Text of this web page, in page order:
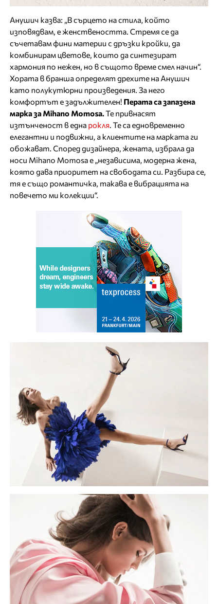
Анушич казва: „В сърцето на стила, който
изповядвам, е женствеността. Стремя се да
съчетавам фини материи с дръзки кройки, да
комбинирам цветове, които да синтезират
хармония по нежен, но в същото време смел начин“.
Хората в бранша определят дрехите на Анушич
като полукутюрни произведения. За него
комфортът е задължителен! Перата са запазена
марка за Mihano Momosa.Те привнасят
изтънченост в една рокля. Те са едновременно
елегантни и подвижни, а клиентите на марката ги
обожават. Според дизайнера, жената, избрала да
носи Mihano Momosa е „независима, модерна жена,
която дава приоритет на свободата си. Разбира се,
тя е също романтичка, такава е вибрацията на
повечето ми колекции“.